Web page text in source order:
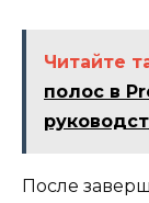
Читайте
полос в
После